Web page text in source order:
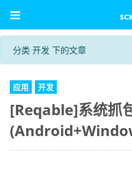
分类 开发 下的文章
应用 开发
[Reqable]系统抓